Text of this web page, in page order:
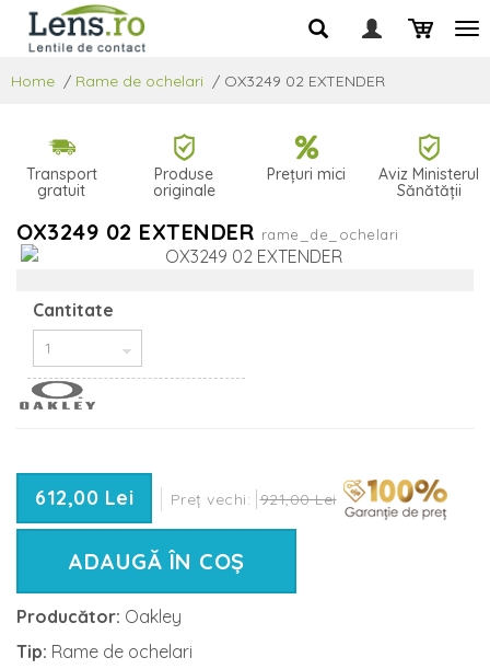
Home / Rame de ochelari / OX3249 02 EXTENDER
Transport
gratuit
Produse
originale
Prețuri mici
Aviz Ministerul
Sănătății
OX3249 02 EXTENDER rame_de_ochelari
Cantitate
612,00 Lei Preț vechi: 921,00 Lei
ADAUGĂ ÎN COȘ
Producător: Oakley
Tip: Rame de ochelari